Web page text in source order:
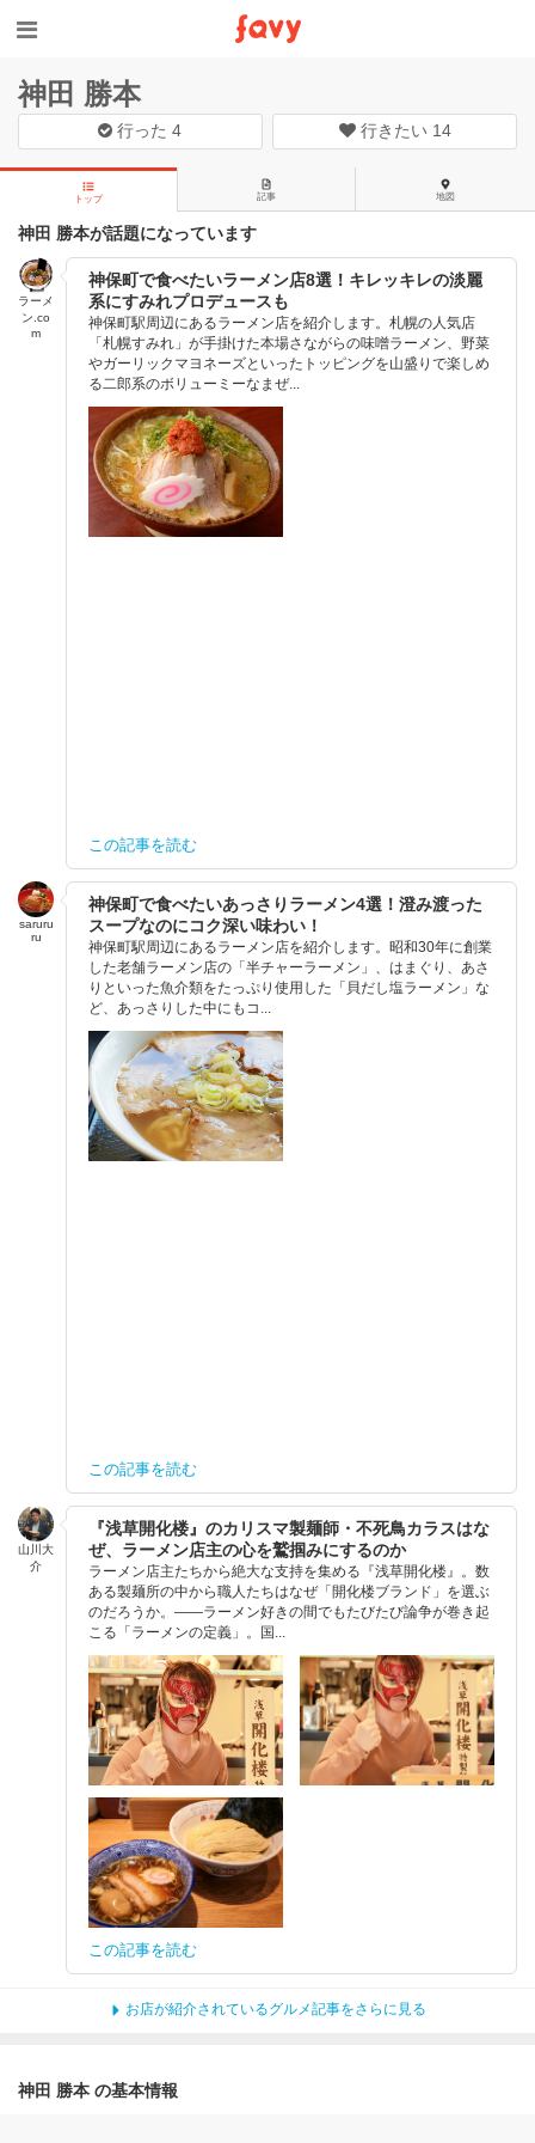
神田 勝本
行った4 行きたい 14
トップ 記事 地図
神田 勝本が話題になっています
ラーメ
ン.co
m
神保町で食べたいラーメン店8選！キレッキレの淡麗
系にすみれプロデュースも
神保町駅周辺にあるラーメン店を紹介します。札幌の人気店
「札幌すみれ」が手掛けた本場さながらの味噌ラーメン、野菜
やガーリックマヨネーズといったトッピングを山盛りで楽しめ
る二郎系のボリューミーなまぜ...
この記事を読む
saruru
ru
神保町で食べたいあっさりラーメン4選！澄み渡った
スープなのにコク深い味わい！
神保町駅周辺にあるラーメン店を紹介します。昭和30年に創業
した老舗ラーメン店の「半チャーラーメン」、はまぐり、あさ
りといった魚介類をたっぷり使用した「貝だし塩ラーメン」な
ど、あっさりした中にもコ...
この記事を読む
山川大
介
『浅草開化楼』のカリスマ製麺師・不死鳥カラスはな
ぜ、ラーメン店主の心を鷲掴みにするのか
ラーメン店主たちから絶大な支持を集める『浅草開化楼』。数
ある製麺所の中から職人たちはなぜ「開化楼ブランド」を選ぶ
のだろうか。——ラーメン好きの間でもたびたび論争が巻き起
こる「ラーメンの定義」。国...
この記事を読む
お店が紹介されているグルメ記事をさらに見る
神田 勝本 の基本情報